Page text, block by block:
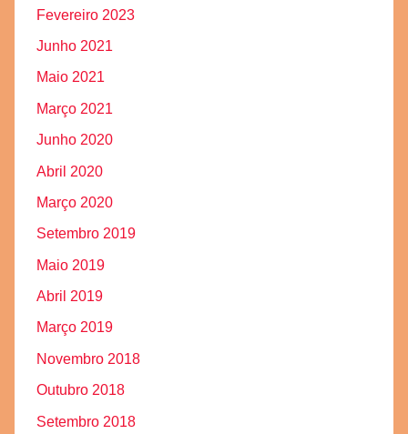
Fevereiro 2023
Junho 2021
Maio 2021
Março 2021
Junho 2020
Abril 2020
Março 2020
Setembro 2019
Maio 2019
Abril 2019
Março 2019
Novembro 2018
Outubro 2018
Setembro 2018